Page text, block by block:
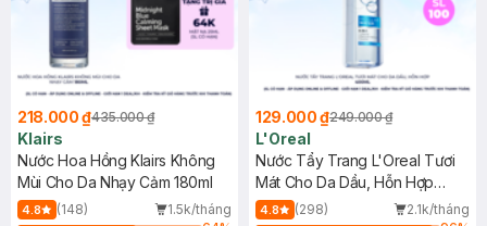
218.000 ₫435.000 ₫
Klairs
Nước Hoa Hồng Klairs Không
Mùi Cho Da Nhạy Cảm 180ml
4.8 (148)
1.5k/tháng
129.000 ₫249.000 ₫
L'Oreal
Nước Tẩy Trang L'Oreal Tươi
Mát Cho Da Dầu, Hỗn Hợp
400ml
4.8 (298)
2.1k/tháng